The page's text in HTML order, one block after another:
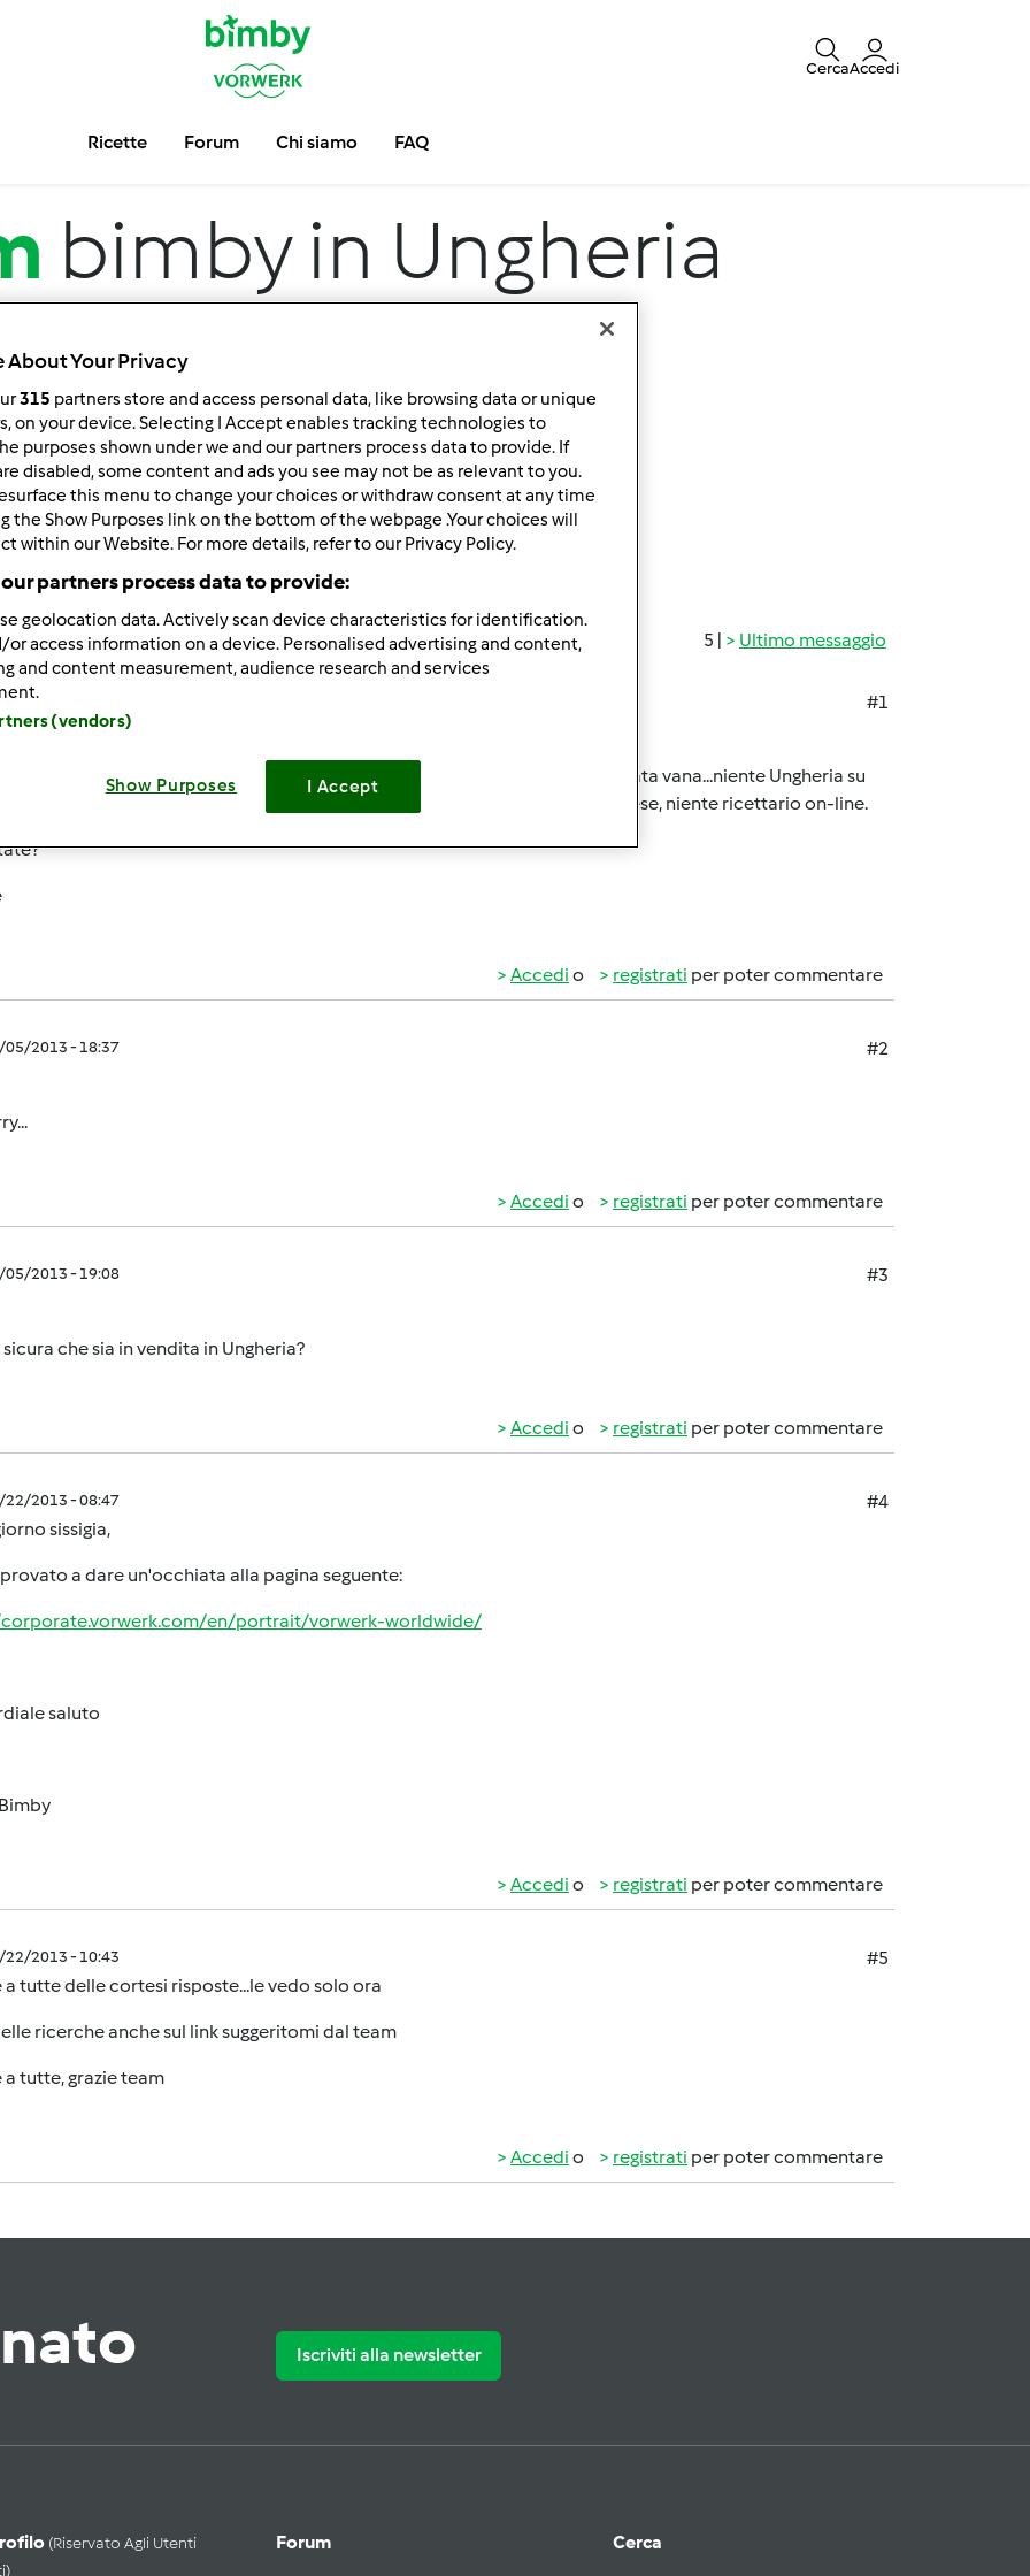
CercaAccedi
Ricette Forum Chi siamo FAQ
bimby in Ungheria
per:
più recenti
Risultati per pagina:
10
5 | Ultimo messaggio
02/2013 - 10:20
#1
ricettari ungheresi x il Bimby. Purtruppo fino ad ora la mia ricerca è stata vana...niente Ungheria su
(dove invece compaiono Francia, Australia, Spagna..), niente sito Ungherese, niente ricettario on-line.
Accedi o registrati per poter commentare
05/2013 - 18:37 #2
Accedi o registrati per poter commentare
05/2013 - 19:08
#3
sicura che sia in vendita in Ungheria?
Accedi o registrati per poter commentare
22/2013 - 08:47
#4
sissigia,
provato a dare un'occhiata alla pagina seguente:
en/portrait/vorwerk-worldwide/
saluto
Accedi o registrati per poter commentare
22/2013 - 10:43
#5
a tutte delle cortesi risposte...le vedo solo ora
ricerche anche sul link suggeritomi dal team
a tutte, grazie team
Accedi o registrati per poter commentare
Iscriviti alla newsletter
(riservato Agli Utenti
Forum
Cerca
About Your Privacy
315 partners store and access personal data, like browsing data or unique
on your device. Selecting I Accept enables tracking technologies to
purposes shown under we and our partners process data to provide. If
disabled, some content and ads you see may not be as relevant to you.
this menu to change your choices or withdraw consent at any time
the Show Purposes link on the bottom of the webpage .Your choices will
within our Website. For more details, refer to our Privacy Policy.
partners process data to provide:
geolocation data. Actively scan device characteristics for identification.
or access information on a device. Personalised advertising and content,
and content measurement, audience research and services
(vendors)
Show Purposes I Accept